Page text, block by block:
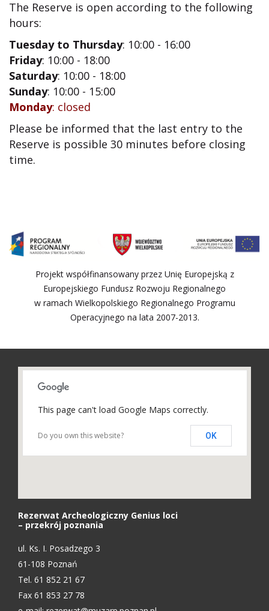
The Reserve is open according to the following
hours:
Tuesday to Thursday: 10:00 - 16:00
Friday: 10:00 - 18:00
Saturday: 10:00 - 18:00
Sunday: 10:00 - 15:00
Monday: closed
Please be informed that the last entry to the
Reserve is possible 30 minutes before closing
time.
Projekt współfinansowany przez Unię Europejską z
Europejskiego Fundusz Rozwoju Regionalnego
w ramach Wielkopolskiego Regionalnego Programu
Operacyjnego na lata 2007-2013.
This page can't load Google Maps correctly.
Do you own this website? OK
Rezerwat Archeologiczny Genius loci
– przekrój poznania
ul. Ks. I. Posadzego 3
61-108 Poznań
Tel. 61 852 21 67
Fax 61 853 27 78